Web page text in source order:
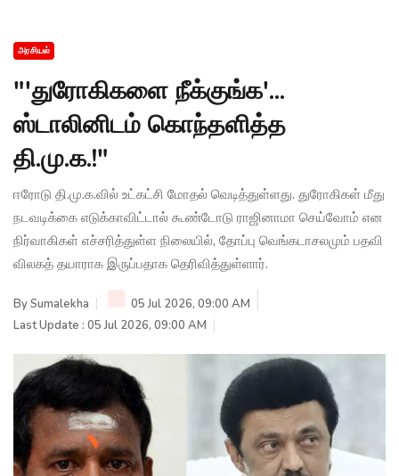
அரசியல்
"'துரோகிகளை நீக்குங்க'...
ஸ்டாலினிடம் கொந்தளித்த
தி.மு.க.!"
ஈரோடு தி.மு.க.வில் உட்கட்சி மோதல் வெடித்துள்ளது. துரோகிகள் மீது
நடவடிக்கை எடுக்காவிட்டால் கூண்டோடு ராஜினாமா செய்வோம் என
நிர்வாகிகள் எச்சரித்துள்ள நிலையில், தோப்பு வெங்கடாசலமும் பதவி
விலகத் தயாராக இருப்பதாக தெரிவித்துள்ளார்.
BySumalekha
05 Jul 2026, 09:00 AM
Last Update : 05 Jul 2026, 09:00 AM